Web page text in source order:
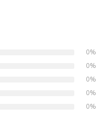
0%
0%
0%
0%
0%